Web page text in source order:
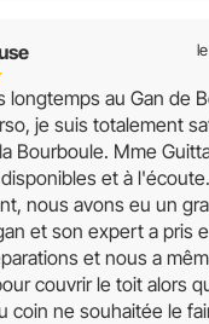
longtemps au Gan de
je suis totalement
Bourboule. Mme
et à
nous avons eu un
et son expert a pris
et nous a
couvrir le toit alors
coin ne souhaitée le